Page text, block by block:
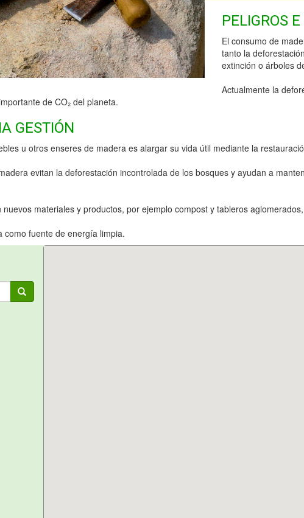
PELIGROS
El consumo de
tanto la
extinción o árboles
Actualmente la
de CO₂ del planeta.
GESTIÓN
u otros enseres de madera es alargar su vida útil mediante la
evitan la deforestación incontrolada de los bosques y ayudan a
materiales y productos, por ejemplo compost y tableros
como fuente de energía limpia.